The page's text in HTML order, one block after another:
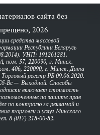
сайта без
2026
средства массовой
Республики Беларусь
УНП: 191261281.
пом. 57, 220090, г. Минск.
406, 220090, г. Минск. Дата
реестр РБ 09.06.2020.
Вс — Выходной. Способы
включает стоимость
по защите прав
по контролю за рекламой и
торговли и услуг Минского
8 (017) 218-00-82.